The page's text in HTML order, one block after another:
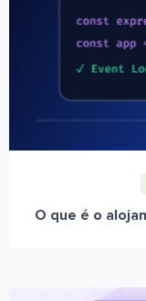
O que é o